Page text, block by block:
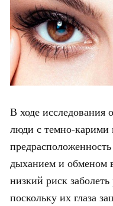
В ходе
люди с темно-
дыханием и обменом
низкий риск
поскольку их глаза